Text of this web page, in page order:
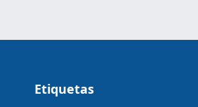
Etiquetas